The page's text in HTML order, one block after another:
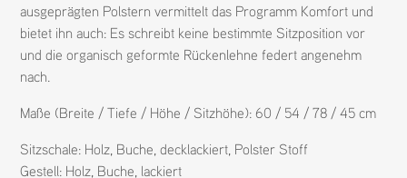
ausgeprägten Polstern vermittelt das Programm Komfort und
bietet ihn auch: Es schreibt keine bestimmte Sitzposition vor
und die organisch geformte Rückenlehne federt angenehm
nach.
Maße (Breite / Tiefe / Höhe / Sitzhöhe): 60 / 54 / 78 / 45 cm
Sitzschale: Holz, Buche,decklackiert, Polster Stoff
Gestell: Holz, Buche, lackiert